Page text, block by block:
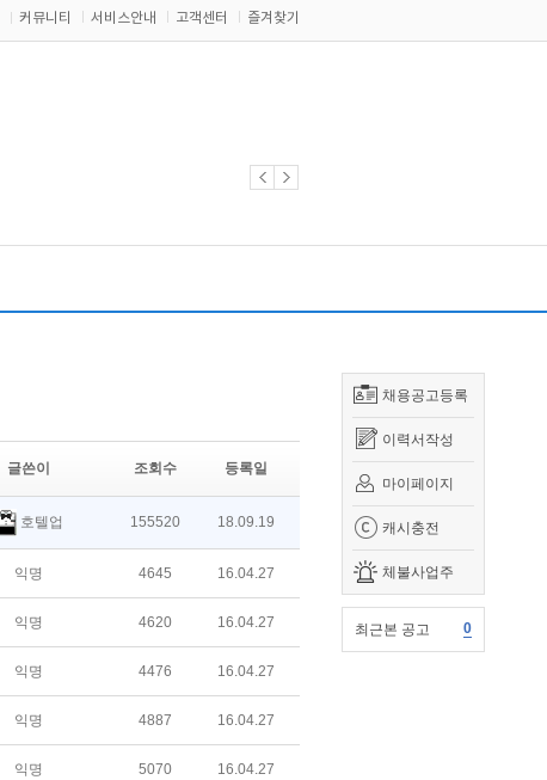
커뮤니티 서비스안내 고객센터 즐겨찾기
채용공고등록
이력서작성
마이페이지
캐시충전
체불사업주
최근본 공고 0
글쓴이 조회수 등록일
호텔업 155520 18.09.19
익명 4645 16.04.27
익명 4620 16.04.27
익명 4476 16.04.27
익명 4887 16.04.27
익명 5070 16.04.27